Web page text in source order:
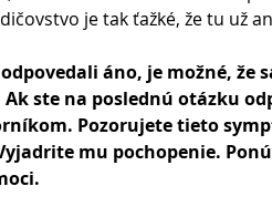
je tak ťažké, že tu už
áno, je možné, že
ste na poslednú otázku
Pozorujete tieto
mu pochopenie.